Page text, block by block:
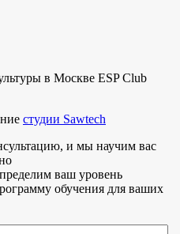
в Москве ESP Club
студии Sawtech
и мы научим вас
ваш уровень
обучения для ваших